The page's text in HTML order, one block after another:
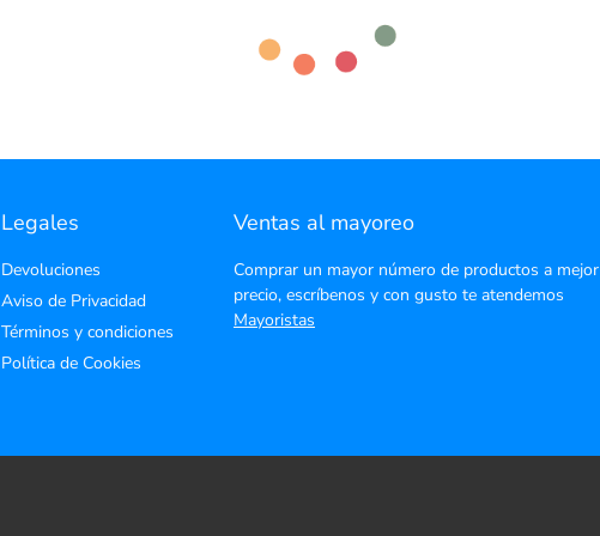
Legales
Devoluciones
Aviso de Privacidad
Términos y condiciones
Política de Cookies
Ventas al mayoreo
Comprar un mayor número de productos a mejor
precio, escríbenos y con gusto te atendemos
Mayoristas